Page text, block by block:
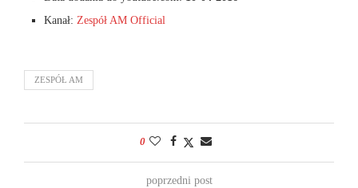
Kanał: Zespół AM Official
ZESPÓŁ AM
0
poprzedni post